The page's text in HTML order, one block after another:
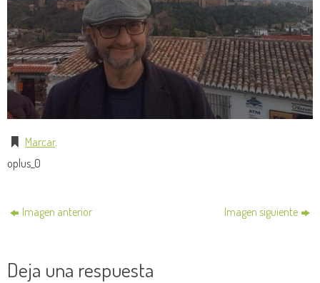
Marcar.
oplus_0
Imagen anterior Imagen siguiente
Deja una respuesta